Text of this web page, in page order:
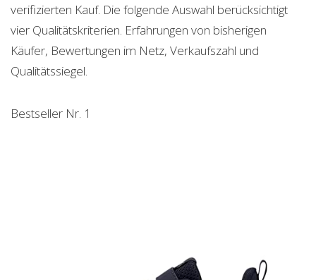
verifizierten Kauf. Die folgende Auswahl berücksichtigt
vier Qualitätskriterien. Erfahrungen von bisherigen
Käufer, Bewertungen im Netz, Verkaufszahl und
Qualitätssiegel.
Bestseller Nr. 1